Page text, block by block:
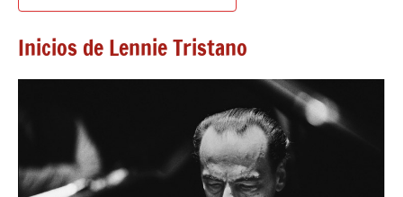
Inicios de Lennie Tristano